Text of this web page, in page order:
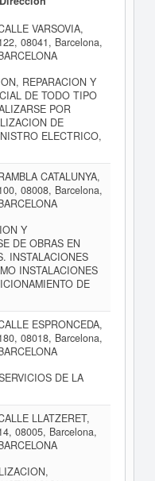
VARSOVIA,
08041, Barcelona,
REPARACION Y
DE TODO TIPO
POR
DE
ELECTRICO,
CATALUNYA,
08008, Barcelona,
Y
DE OBRAS EN
INSTALACIONES
INSTALACIONES
DE
ESPRONCEDA,
08018, Barcelona,
DE LA
LLATZERET,
08005, Barcelona,